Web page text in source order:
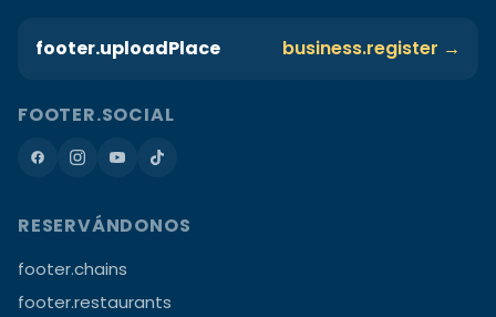
footer.uploadPlace business.register →
FOOTER.SOCIAL
RESERVÁNDONOS
footer.chains
footer.restaurants